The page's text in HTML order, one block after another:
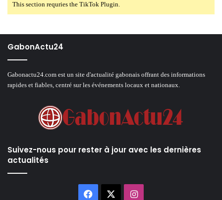
This section requries the TikTok Plugin.
GabonActu24
Gabonactu24.com est un site d'actualité gabonais offrant des informations
rapides et fiables, centré sur les événements locaux et nationaux.
Suivez-nous pour rester à jour avec les dernières
actualités
Facebook Instagram